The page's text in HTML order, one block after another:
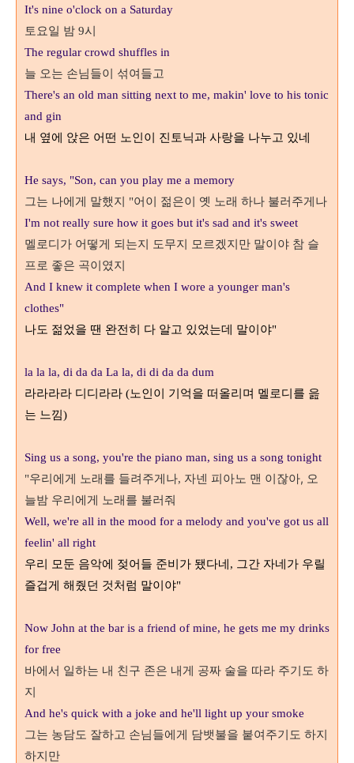
It's nine o'clock on a Saturday
토요일 밤 9시
The regular crowd shuffles in
늘 오는 손님들이 섞여들고
There's an old man sitting next to me, makin' love to his tonic
and gin
내 옆에 앉은 어떤 노인이 진토닉과 사랑을 나누고 있네
He says, "Son, can you play me a memory
그는 나에게 말했지 "어이 젊은이 옛 노래 하나 불러주게나
I'm not really sure how it goes but it's sad and it's sweet
멜로디가 어떻게 되는지 도무지 모르겠지만 말이야 참 슬
프로 좋은 곡이였지
And I knew it complete when I wore a younger man's
clothes"
나도 젊었을 땐 완전히 다 알고 있었는데 말이야"
la la la, di da da La la, di di da da dum
라라라라 디디라라 (노인이 기억을 떠올리며 멜로디를 읊
는 느낌)
Sing us a song, you're the piano man, sing us a song tonight
"우리에게 노래를 들려주게나, 자넨 피아노 맨 이잖아, 오
늘밤 우리에게 노래를 불러줘
Well, we're all in the mood for a melody and you've got us all
feelin' all right
우리 모둔 음악에 젖어들 준비가 됐다네, 그간 자네가 우릴
즐겁게 해줬던 것처럼 말이야"
Now John at the bar is a friend of mine, he gets me my drinks
for free
바에서 일하는 내 친구 존은 내게 공짜 술을 따라 주기도 하
지
And he's quick with a joke and he'll light up your smoke
그는 농담도 잘하고 손님들에게 담뱃불을 붙여주기도 하지
하지만